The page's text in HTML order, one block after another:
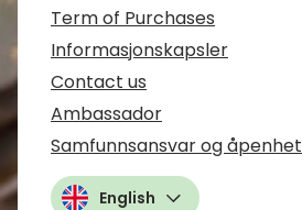
Term of Purchases
Informasjonskapsler
Contact us
Ambassador
Samfunnsansvar og åpenhet
English